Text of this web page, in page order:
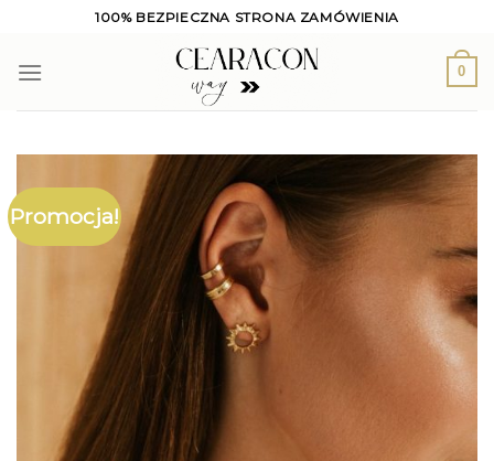
content
100% BEZPIECZNA STRONA ZAMÓWIENIA
0
Promocja!